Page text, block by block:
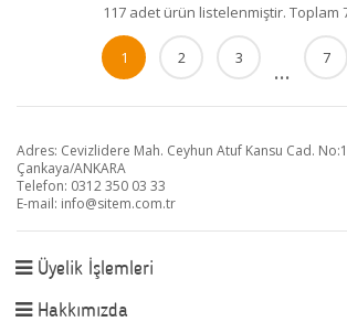
117 adet ürün listelenmiştir. Toplam
1 2 3 ... 7
Adres: Cevizlidere Mah. Ceyhun Atuf Kansu Cad.
Çankaya/ANKARA
Telefon: 0312 350 03 33
E-mail: info@sitem.com.tr
Üyelik İşlemleri
Hakkımızda